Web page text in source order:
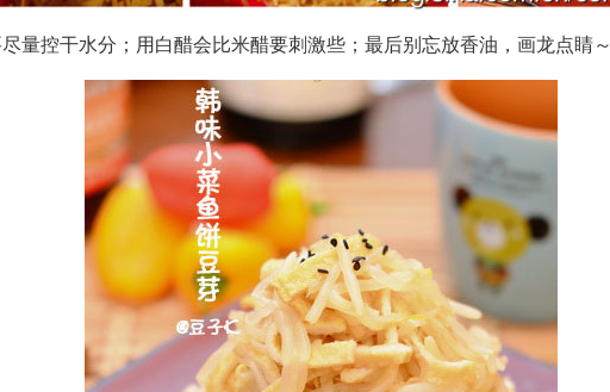
量控干水分；用白醋会比米醋要刺激些；最后别忘放香油，画龙点睛～